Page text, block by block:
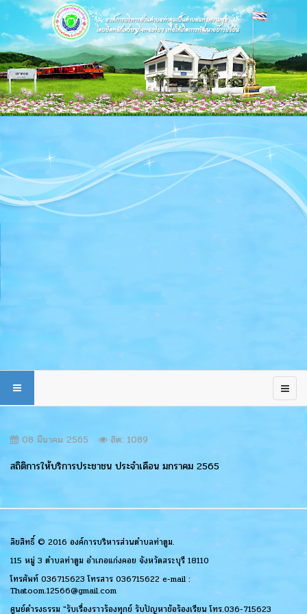
08 มีนาคม 2565 ฮิต: 1089
สถิติการให้บริการประชาชน ประจำเดือน มกราคม 2565
ลิขสิทธิ์ © 2016 องค์การบริหารส่วนตำบลท่าตูม.
115 หมู่ 3 ตำบลท่าตูม อำเภอแก่งคอย จังหวัดสระบุรี 18110
โทรศัพท์ 036715623 โทรสาร 036715622 e-mail :
Thatoom.12566@gmail.com
ศูนย์ดำรงธรรม "รับเรื่องราวร้องทุกข์ รับปัญหาข้อร้องเรียน โทร.036-715623